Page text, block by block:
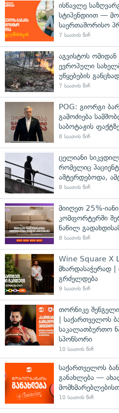
ისწავლე
სტიპენდიით —
საერთაშორისო
7 საათის წინ
აგვისტოს
ევროპული
უწყებების
7 საათის წინ
POG: გიორგი
გამოძიება
საბოტაჟის
8 საათის წინ
ცელიანი
რომელიც
აშტერდებოდა,
8 საათის წინ
მიიღეთ 25%-
კომფორტერში
ნაწილ
8 საათის წინ
Wine Square X
მხარდასაჭერად |
გრძელდება
9 საათის წინ
თორნიკე
| საქართველოს
საკალათბურთო
სპონსორი
10 საათის წინ
საქართველოს
განახლება —
10 საათის წინ